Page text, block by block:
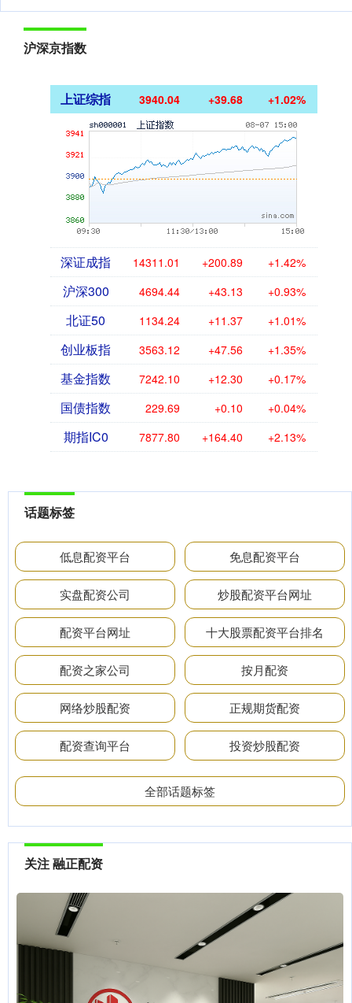
沪深京指数
上证综指 3940.04 +39.68 +1.02%
深证成指 14311.01 +200.89 +1.42%
沪深300 4694.44 +43.13 +0.93%
北证50 1134.24 +11.37 +1.01%
创业板指 3563.12 +47.56 +1.35%
基金指数 7242.10 +12.30 +0.17%
国债指数 229.69 +0.10 +0.04%
期指IC0 7877.80 +164.40 +2.13%
话题标签
低息配资平台 免息配资平台
实盘配资公司 炒股配资平台网址
配资平台网址 十大股票配资平台排名
配资之家公司 按月配资
网络炒股配资 正规期货配资
配资查询平台 投资炒股配资
全部话题标签
关注 融正配资